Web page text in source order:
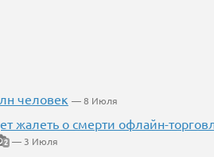
человек — 8 Июля
жалеть о смерти офлайн-
2 — 3 Июля